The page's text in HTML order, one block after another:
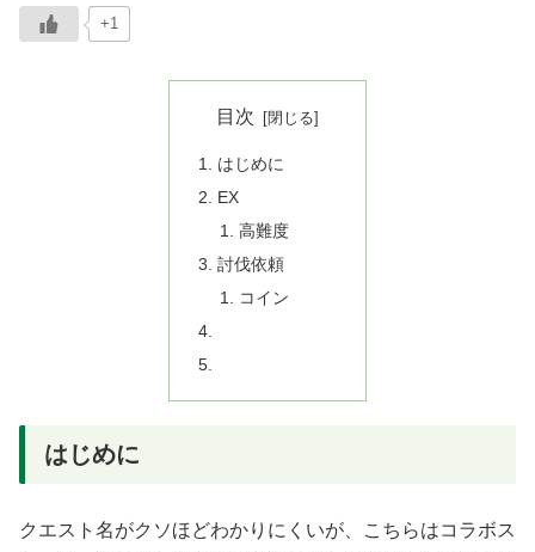
+1
目次
はじめに
EX
高難度
討伐依頼
コイン
はじめに
クエスト名がクソほどわかりにくいが、こちらはコラボス